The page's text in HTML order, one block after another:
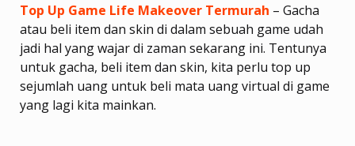
Top Up Game Life Makeover Termurah – Gacha
atau beli item dan skin di dalam sebuah game udah
jadi hal yang wajar di zaman sekarang ini. Tentunya
untuk gacha, beli item dan skin, kita perlu top up
sejumlah uang untuk beli mata uang virtual di game
yang lagi kita mainkan.